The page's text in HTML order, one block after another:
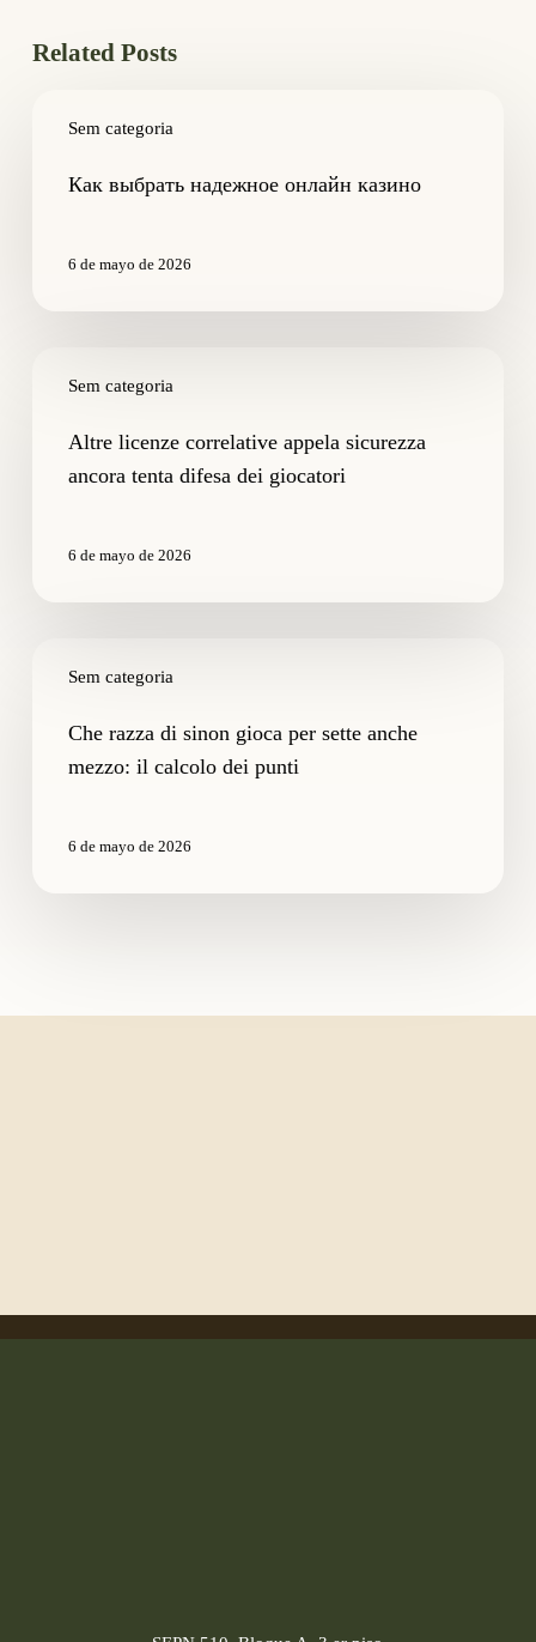
Related Posts
Sem categoria
выбрать
онлайнКак выбрать надежное онлайн казино
6 de mayo de 2026
Sem categoria
licenze
appelaAltre licenze correlative appela sicurezza
ancora tenta difesa dei giocatori
6 de mayo de 2026
Sem categoria
razza
sinonChe razza di sinon gioca per sette anche
mezzo: il calcolo dei punti
6 de mayo de 2026